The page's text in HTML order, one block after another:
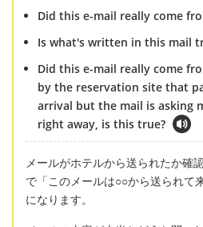
Did this e-mail really come
Is what's written in this mail
Did this e-mail really come
by the reservation site that
arrival but the mail is asking
right away, is this true?
メールがホテルから送られたか確
で「このメールは○○から送られて
になります。